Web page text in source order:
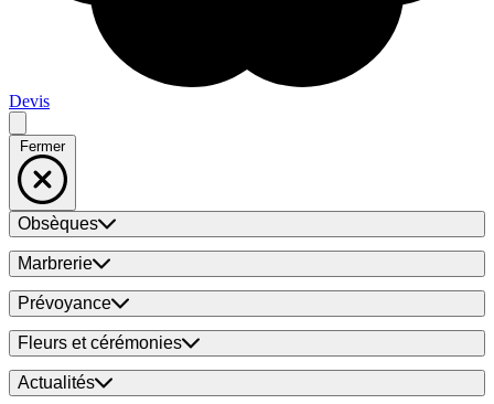
Devis
Fermer
Obsèques
Marbrerie
Prévoyance
Fleurs et cérémonies
Actualités